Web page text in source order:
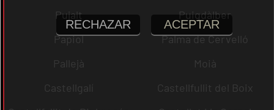
Pujalt
Puigdàlber
Papiol
Palma de Cervelló
Pallejà
Moià
Castellgalí
Castellfullit del Boix
RECHAZAR ACEPTAR